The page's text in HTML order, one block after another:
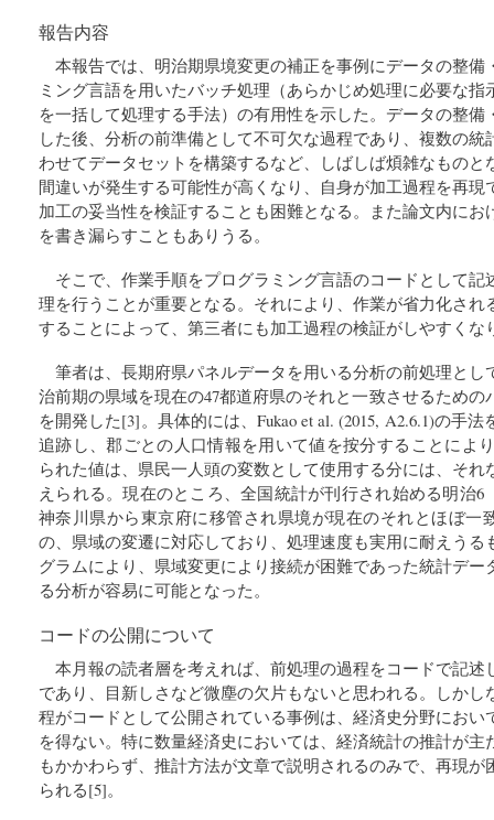
報告内容
本報告では、明治期県境変更の補正を事例にデータの整備
ミング言語を用いたバッチ処理（あらかじめ処理に必要な
を一括して処理する手法）の有用性を示した。データの整
した後、分析の前準備として不可欠な過程であり、複数の
わせてデータセットを構築するなど、しばしば煩雑なもの
間違いが発生する可能性が高くなり、自身が加工過程を再
加工の妥当性を検証することも困難となる。また論文内に
を書き漏らすこともありうる。
そこで、作業手順をプログラミング言語のコードとして
理を行うことが重要となる。それにより、作業が省力化され
することによって、第三者にも加工過程の検証がしやすくな
筆者は、長期府県パネルデータを用いる分析の前処理とし
治前期の県域を現在の47都道府県のそれと一致させるため
を開発した[3]。具体的には、Fukao et al. (2015, A2.6.1)の手
追跡し、郡ごとの人口情報を用いて値を按分することによ
られた値は、県民一人頭の変数として使用する分には、そ
えられる。現在のところ、全国統計が刊行され始める明治6
神奈川県から東京府に移管され県境が現在のそれとほぼ一
の、県域の変遷に対応しており、処理速度も実用に耐えうる
グラムにより、県域変更により接続が困難であった統計デ
る分析が容易に可能となった。
コードの公開について
本月報の読者層を考えれば、前処理の過程をコードで記述
であり、目新しさなど微塵の欠片もないと思われる。しか
程がコードとして公開されている事例は、経済史分野におい
を得ない。特に数量経済史においては、経済統計の推計が
もかかわらず、推計方法が文章で説明されるのみで、再現
られる[5]。